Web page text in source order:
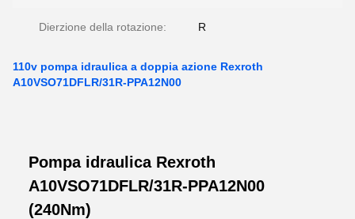
Dierzione della rotazione: R
110v pompa idraulica a doppia azione Rexroth
A10VSO71DFLR/31R-PPA12N00
Pompa idraulica Rexroth
A10VSO71DFLR/31R-PPA12N00
(240Nm)